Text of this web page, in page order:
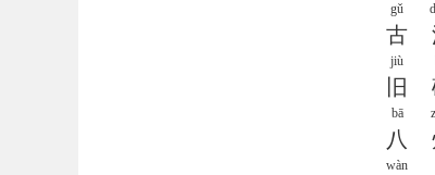
gǔ
古
jiù
旧
bā
八
wàn